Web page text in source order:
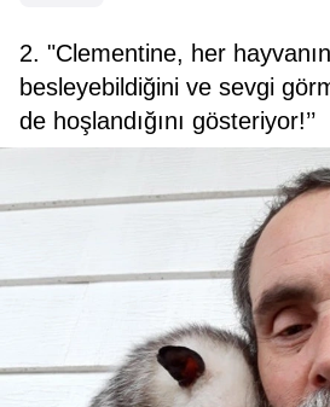
2. "Clementine, her
besleyebildiğini ve sevgi
de hoşlandığını gösteriyor!’’